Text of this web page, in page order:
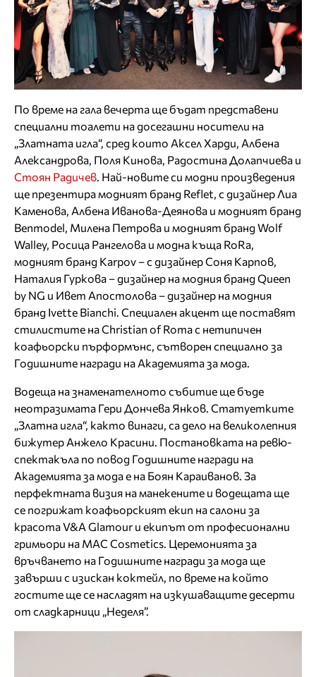
По време на гала вечерта ще бъдат представени
специални тоалети на досегашни носители на
„Златната игла“, сред които Аксел Харди, Албена
Александрова, Поля Кинова, Радостина Долапчиева и
Стоян Радичев. Най-новите си модни произведения
ще презентира модният бранд Reflet, с дизайнер Лиа
Каменова, Албена Иванова-Деянова и модният бранд
Benmodel, Милена Петрова и модният бранд Wolf
Walley, Росица Рангелова и модна къща RoRa,
модният бранд Karpov – с дизайнер Соня Карпов,
Наталия Гуркова – дизайнер на модния бранд Queen
by NG и Ивет Апостолова – дизайнер на модния
бранд Ivette Bianchi. Специален акцент ще поставят
стилистите на Christian of Roma с нетипичен
коафьорски пърформънс, сътворен специално за
Годишните награди на Академията за мода.
Водеща на знаменателното събитие ще бъде
неотразимата Гери Дончева Янков. Статуетките
„Златна игла“, както винаги, са дело на великолепния
бижутер Анжело Красини. Постановката на ревю-
спектакъла по повод Годишните награди на
Академията за мода е на Боян Караиванов. За
перфектната визия на манекените и водещата ще
се погрижат коафьорският екип на салони за
красота V&A Glamour и екипът от професионални
гримьори на MAC Cosmetics. Церемонията за
връчването на Годишните награди за мода ще
завърши с изискан коктейл, по време на който
гостите ще се насладят на изкушаващите десерти
от сладкарници „Неделя”.